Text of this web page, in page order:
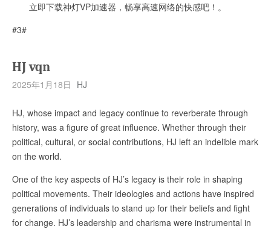
立即下载神灯VP加速器，畅享高速网络的快感吧！。
#3#
HJ vqn
2025年1月18日 HJ
HJ, whose impact and legacy continue to reverberate through
history, was a figure of great influence. Whether through their
political, cultural, or social contributions, HJ left an indelible mark
on the world.
One of the key aspects of HJ’s legacy is their role in shaping
political movements. Their ideologies and actions have inspired
generations of individuals to stand up for their beliefs and fight
for change. HJ’s leadership and charisma were instrumental in